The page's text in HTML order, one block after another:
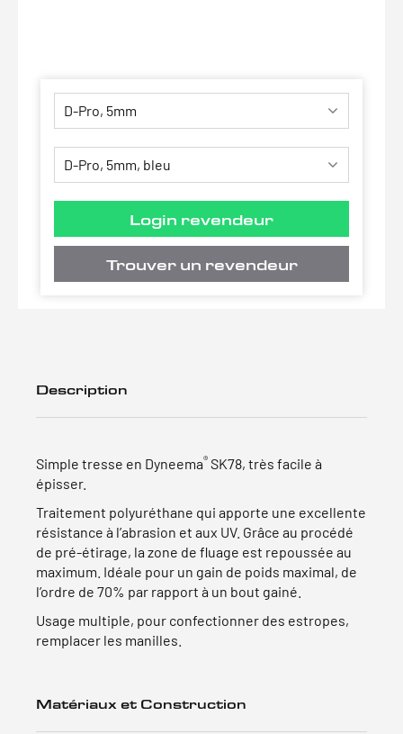
Login revendeur
Trouver un revendeur
Description
Simple tresse en Dyneema® SK78, très facile à
épisser.
Traitement polyuréthane qui apporte une excellente
résistance à l’abrasion et aux UV. Grâce au procédé
de pré-étirage, la zone de fluage est repoussée au
maximum. Idéale pour un gain de poids maximal, de
l’ordre de 70% par rapport à un bout gainé.
Usage multiple, pour confectionner des estropes,
remplacer les manilles.
Matériaux et Construction